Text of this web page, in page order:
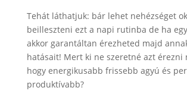
Tehát láthatjuk: bár lehet nehézséget
beilleszteni ezt a napi rutinba de ha
akkor garantáltan érezheted majd
hatásait! Mert ki ne szeretné azt érezni
hogy energikusabb frissebb agyú és
produktívabb?